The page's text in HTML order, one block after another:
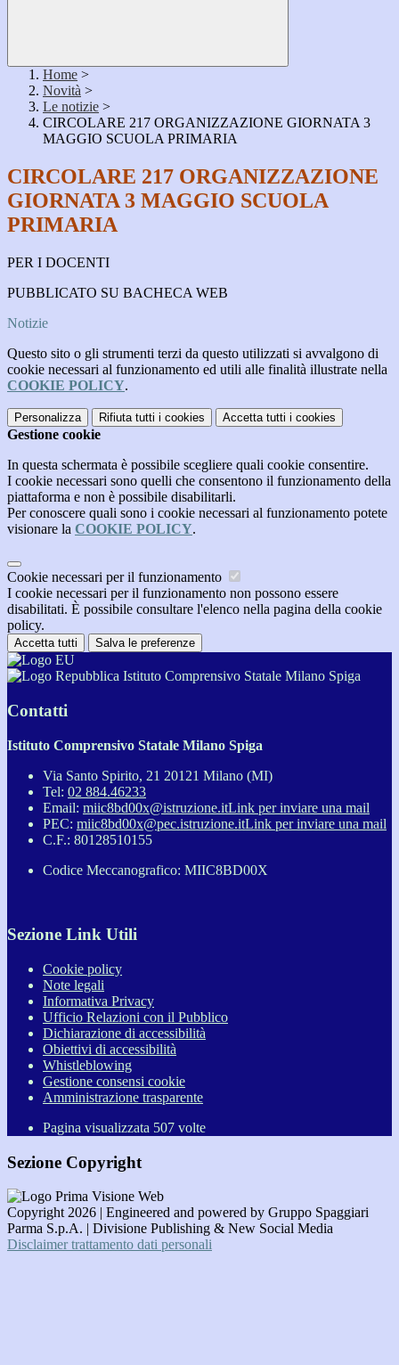
Home >
Novità >
Le notizie >
CIRCOLARE 217 ORGANIZZAZIONE GIORNATA 3
MAGGIO SCUOLA PRIMARIA
CIRCOLARE 217 ORGANIZZAZIONE
GIORNATA 3 MAGGIO SCUOLA
PRIMARIA
PER I DOCENTI
PUBBLICATO SU BACHECA WEB
Notizie
Questo sito o gli strumenti terzi da questo utilizzati si avvalgono di
cookie necessari al funzionamento ed utili alle finalità illustrate nella
COOKIE POLICY.
Personalizza Rifiuta tutti i cookies Accetta tutti i cookies
Gestione cookie
In questa schermata è possibile scegliere quali cookie consentire.
I cookie necessari sono quelli che consentono il funzionamento della
piattaforma e non è possibile disabilitarli.
Per conoscere quali sono i cookie necessari al funzionamento potete
visionare la COOKIE POLICY.
Cookie necessari per il funzionamento
I cookie necessari per il funzionamento non possono essere
disabilitati. È possibile consultare l'elenco nella pagina della cookie
policy.
Accetta tutti Salva le preferenze
Istituto Comprensivo Statale Milano Spiga
Contatti
Istituto Comprensivo Statale Milano Spiga
Via Santo Spirito, 21 20121 Milano (MI)
Tel: 02 884.46233
Email: miic8bd00x@istruzione.itLink per inviare una mail
PEC: miic8bd00x@pec.istruzione.itLink per inviare una mail
C.F.: 80128510155
Codice Meccanografico: MIIC8BD00X
Sezione Link Utili
Cookie policy
Note legali
Informativa Privacy
Ufficio Relazioni con il Pubblico
Dichiarazione di accessibilità
Obiettivi di accessibilità
Whistleblowing
Gestione consensi cookie
Amministrazione trasparente
Pagina visualizzata 507 volte
Sezione Copyright
Copyright 2026 | Engineered and powered by Gruppo Spaggiari
Parma S.p.A. | Divisione Publishing & New Social Media
Disclaimer trattamento dati personali